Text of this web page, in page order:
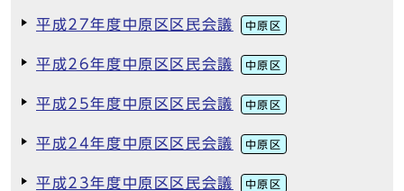
平成27年度中原区区民会議 中原区
平成26年度中原区区民会議 中原区
平成25年度中原区区民会議 中原区
平成24年度中原区区民会議 中原区
平成23年度中原区区民会議 中原区